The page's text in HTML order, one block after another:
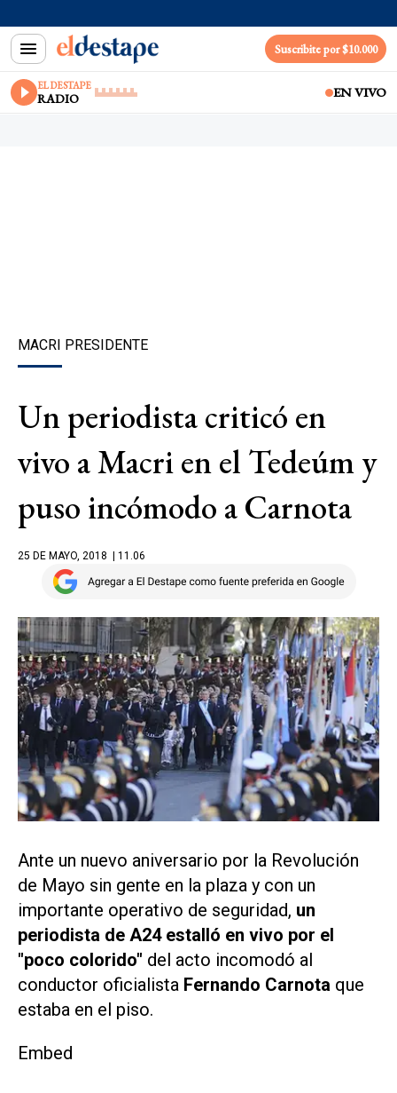
Suscribite por $10.000
EL DESTAPE
RADIO EN VIVO
MACRI PRESIDENTE
Un periodista criticó en
vivo a Macri en el Tedeúm y
puso incómodo a Carnota
25 DE MAYO, 2018 | 11.06
Ante un nuevo aniversario por la Revolución
de Mayo sin gente en la plaza y con un
importante operativo de seguridad, un
periodista de A24 estalló en vivo por el
"poco colorido" del acto incomodó al
conductor oficialista Fernando Carnota que
estaba en el piso.
Embed